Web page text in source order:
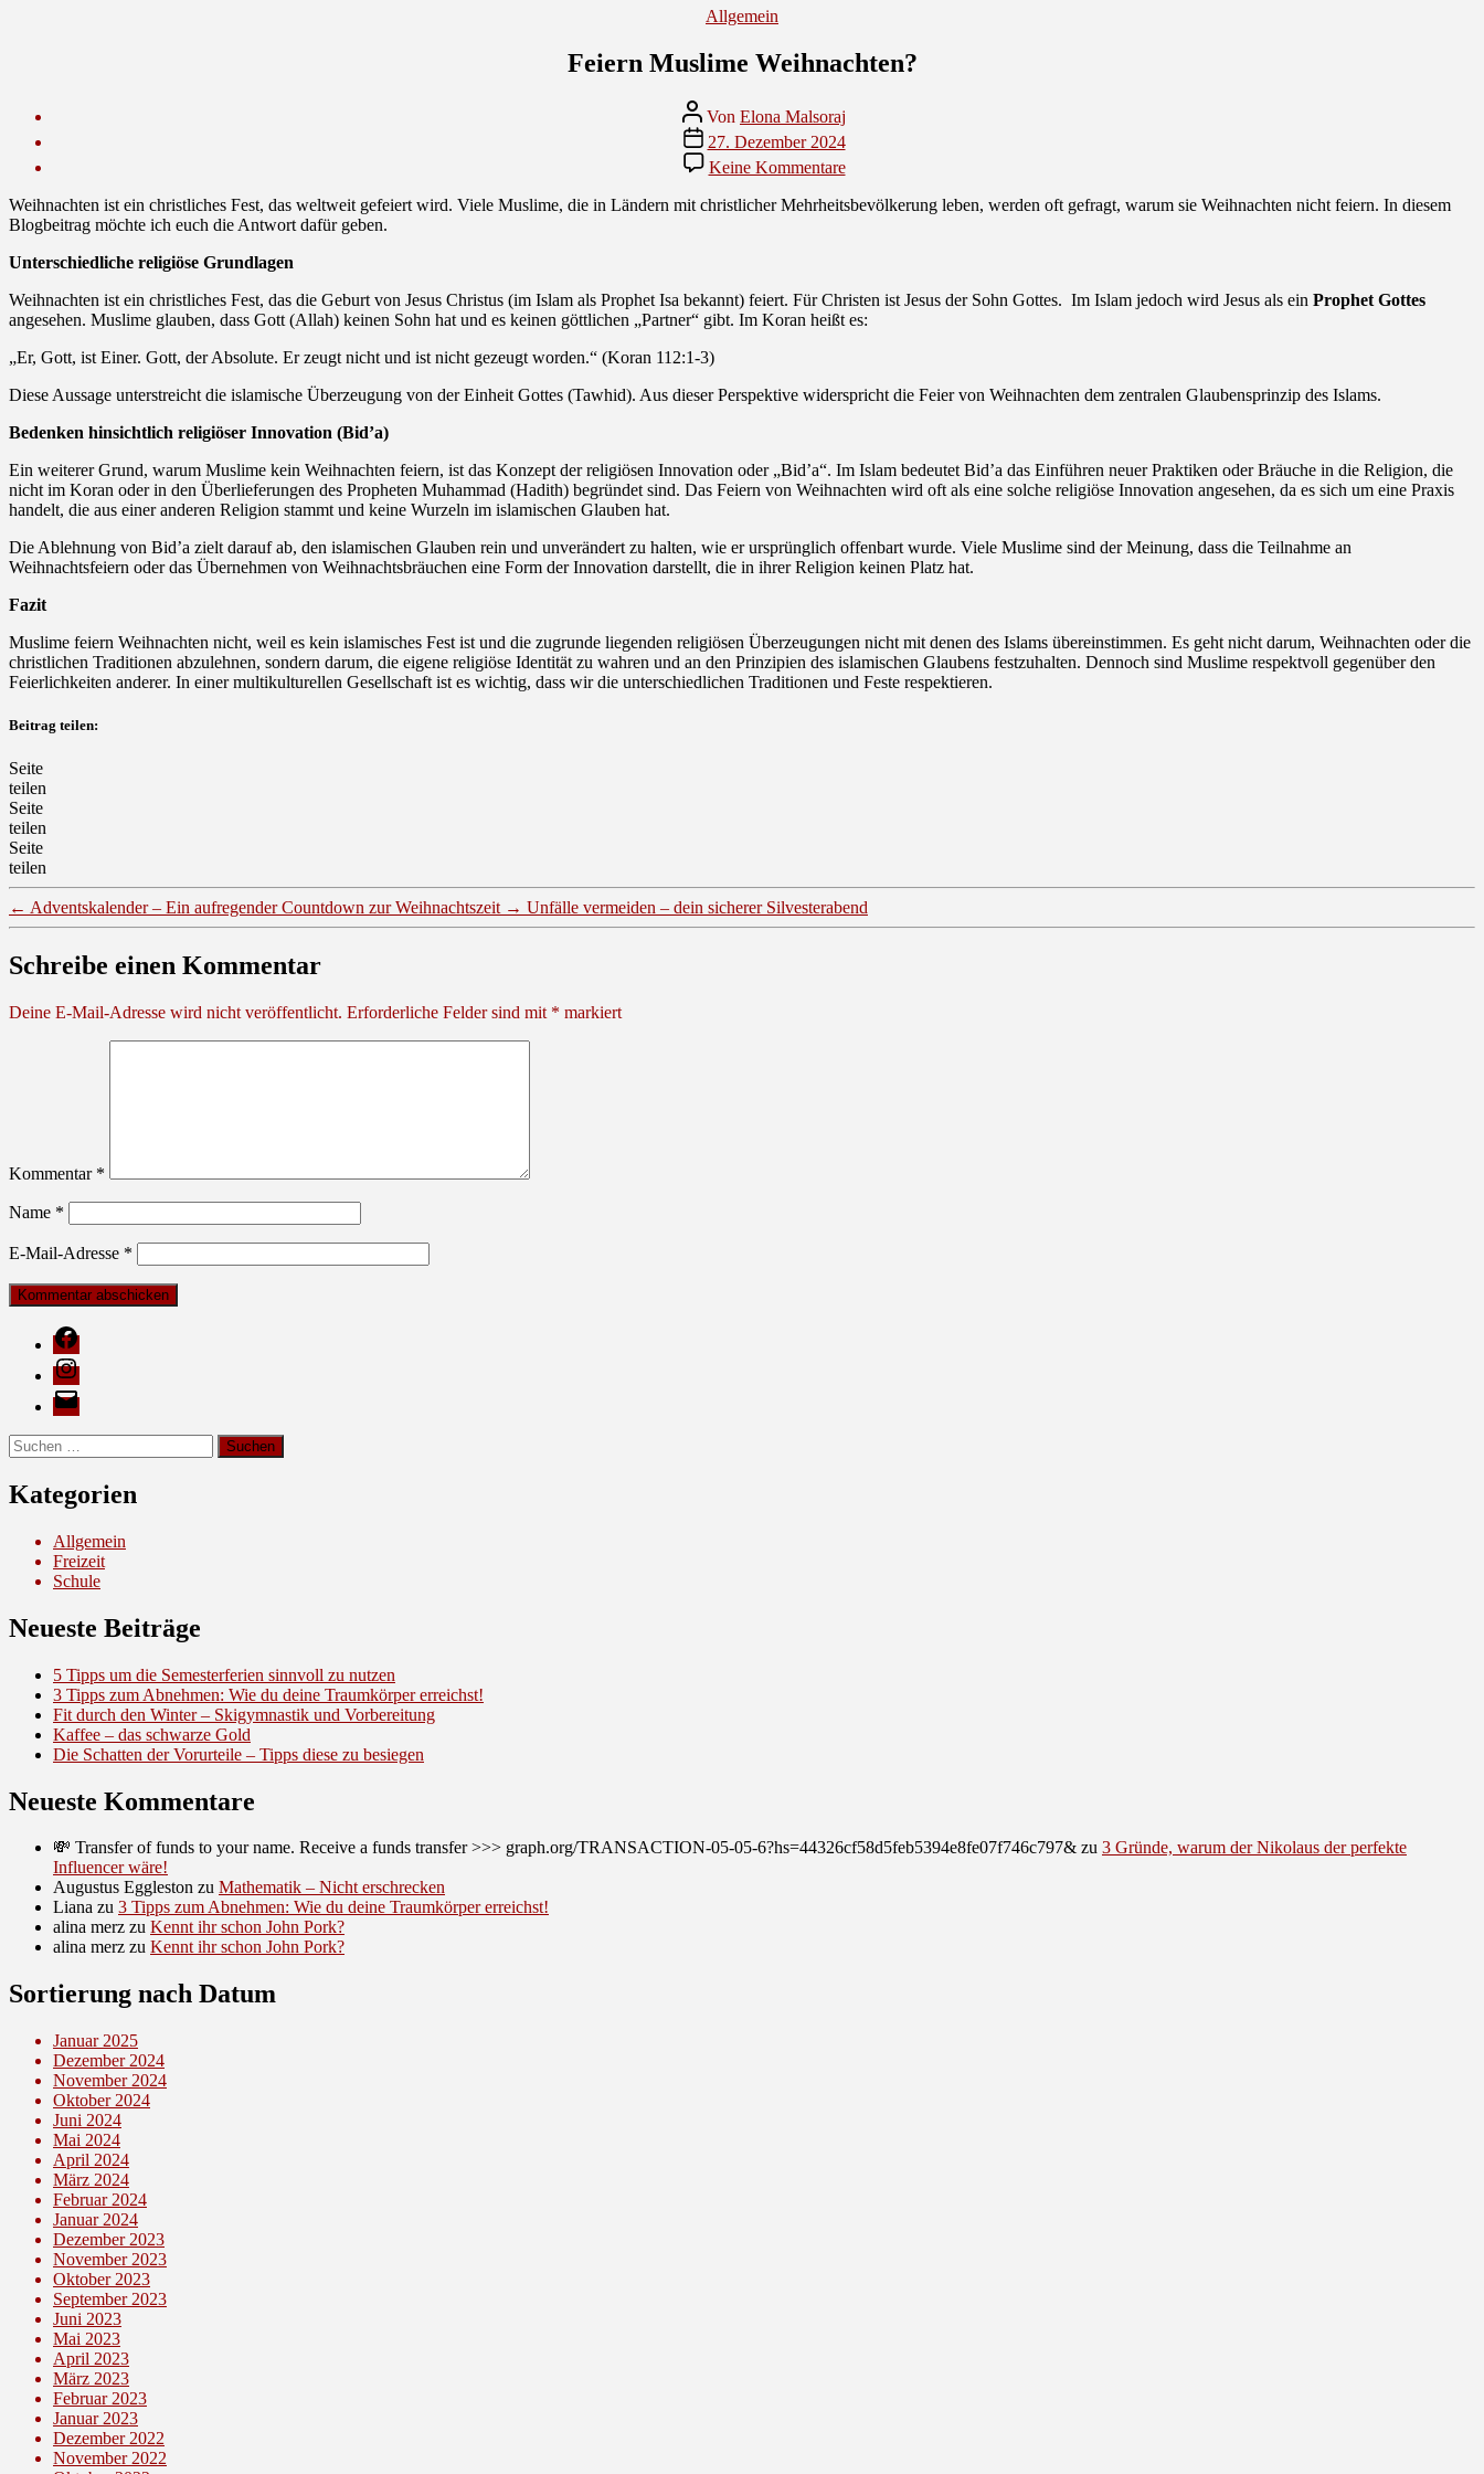
Kategorien
Allgemein
Feiern Muslime Weihnachten?
Beitragsautor
Von Elona Malsoraj
Veröffentlichungsdatum
27. Dezember 2024
Keine Kommentarezu
Feiern
Muslime
Weihnachten?
Weihnachten ist ein christliches Fest, das weltweit gefeiert wird. Viele Muslime, die in Ländern mit christlicher Mehrheitsbevölkerung leben, werden oft gefragt, warum sie Weihnachten nicht feiern. In diesem
Blogbeitrag möchte ich euch die Antwort dafür geben.
Unterschiedliche religiöse Grundlagen
Weihnachten ist ein christliches Fest, das die Geburt von Jesus Christus (im Islam als Prophet Isa bekannt) feiert. Für Christen ist Jesus der Sohn Gottes. Im Islam jedoch wird Jesus als ein Prophet Gottes
angesehen. Muslime glauben, dass Gott (Allah) keinen Sohn hat und es keinen göttlichen „Partner“ gibt. Im Koran heißt es:
„Er, Gott, ist Einer. Gott, der Absolute. Er zeugt nicht und ist nicht gezeugt worden.“ (Koran 112:1-3)
Diese Aussage unterstreicht die islamische Überzeugung von der Einheit Gottes (Tawhid). Aus dieser Perspektive widerspricht die Feier von Weihnachten dem zentralen Glaubensprinzip des Islams.
Bedenken hinsichtlich religiöser Innovation (Bid’a)
Ein weiterer Grund, warum Muslime kein Weihnachten feiern, ist das Konzept der religiösen Innovation oder „Bid’a“. Im Islam bedeutet Bid’a das Einführen neuer Praktiken oder Bräuche in die Religion, die
nicht im Koran oder in den Überlieferungen des Propheten Muhammad (Hadith) begründet sind. Das Feiern von Weihnachten wird oft als eine solche religiöse Innovation angesehen, da es sich um eine Praxis
handelt, die aus einer anderen Religion stammt und keine Wurzeln im islamischen Glauben hat.
Die Ablehnung von Bid’a zielt darauf ab, den islamischen Glauben rein und unverändert zu halten, wie er ursprünglich offenbart wurde. Viele Muslime sind der Meinung, dass die Teilnahme an
Weihnachtsfeiern oder das Übernehmen von Weihnachtsbräuchen eine Form der Innovation darstellt, die in ihrer Religion keinen Platz hat.
Fazit
Muslime feiern Weihnachten nicht, weil es kein islamisches Fest ist und die zugrunde liegenden religiösen Überzeugungen nicht mit denen des Islams übereinstimmen. Es geht nicht darum, Weihnachten oder die
christlichen Traditionen abzulehnen, sondern darum, die eigene religiöse Identität zu wahren und an den Prinzipien des islamischen Glaubens festzuhalten. Dennoch sind Muslime respektvoll gegenüber den
Feierlichkeiten anderer. In einer multikulturellen Gesellschaft ist es wichtig, dass wir die unterschiedlichen Traditionen und Feste respektieren.
Beitrag teilen:
Seite
teilen
Seite
teilen
Seite
teilen
← Adventskalender – Ein aufregender Countdown zur Weihnachtszeit → Unfälle vermeiden – dein sicherer Silvesterabend
Schreibe einen Kommentar
Deine E-Mail-Adresse wird nicht veröffentlicht. Erforderliche Felder sind mit * markiert
Kommentar *
Name *
E-Mail-Adresse *
Facebook
Instagram
E-
Mail
Suche
nach:
Kategorien
Allgemein
Freizeit
Schule
Neueste Beiträge
5 Tipps um die Semesterferien sinnvoll zu nutzen
3 Tipps zum Abnehmen: Wie du deine Traumkörper erreichst!
Fit durch den Winter – Skigymnastik und Vorbereitung
Kaffee – das schwarze Gold
Die Schatten der Vorurteile – Tipps diese zu besiegen
Neueste Kommentare
💸 Transfer of funds to your name. Receive a funds transfer >>> graph.org/TRANSACTION-05-05-6?hs=44326cf58d5feb5394e8fe07f746c797& zu 3 Gründe, warum der Nikolaus der perfekte
Influencer wäre!
Augustus Eggleston zu Mathematik – Nicht erschrecken
Liana zu 3 Tipps zum Abnehmen: Wie du deine Traumkörper erreichst!
alina merz zu Kennt ihr schon John Pork?
alina merz zu Kennt ihr schon John Pork?
Sortierung nach Datum
Januar 2025
Dezember 2024
November 2024
Oktober 2024
Juni 2024
Mai 2024
April 2024
März 2024
Februar 2024
Januar 2024
Dezember 2023
November 2023
Oktober 2023
September 2023
Juni 2023
Mai 2023
April 2023
März 2023
Februar 2023
Januar 2023
Dezember 2022
November 2022